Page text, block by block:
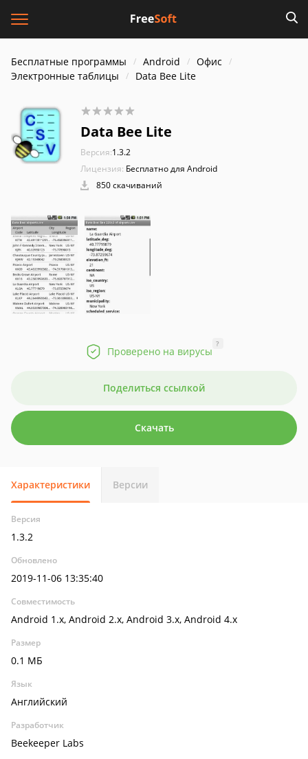
Бесплатные программы Android
Офис
Электронные таблицы
Data Bee Lite
Data Bee Lite
Версия:1.3.2
Лицензия: Бесплатно для Android
850 скачиваний
Проверено на вирусы
?
Поделиться ссылкой
Скачать
Характеристики Версии
Версия
1.3.2
Обновлено
2019-11-06 13:35:40
Совместимость
Android 1.x, Android 2.x, Android 3.x, Android 4.x
Размер
0.1 МБ
Язык
Английский
Разработчик
Beekeeper Labs